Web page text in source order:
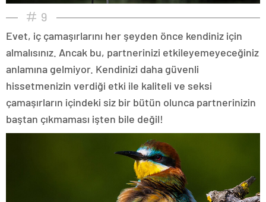
9
Evet, iç çamaşırlarını her şeyden önce kendiniz için
almalısınız. Ancak bu, partnerinizi etkileyemeyeceğiniz
anlamına gelmiyor. Kendinizi daha güvenli
hissetmenizin verdiği etki ile kaliteli ve seksi
çamaşırların içindeki siz bir bütün olunca partnerinizin
baştan çıkmaması işten bile değil!